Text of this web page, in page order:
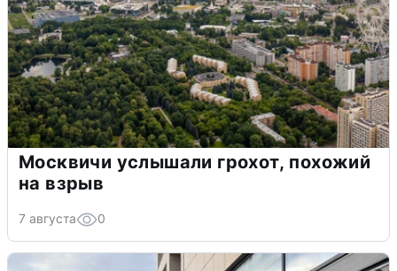
Москвичи услышали грохот, похожий
на взрыв
7 августа 0